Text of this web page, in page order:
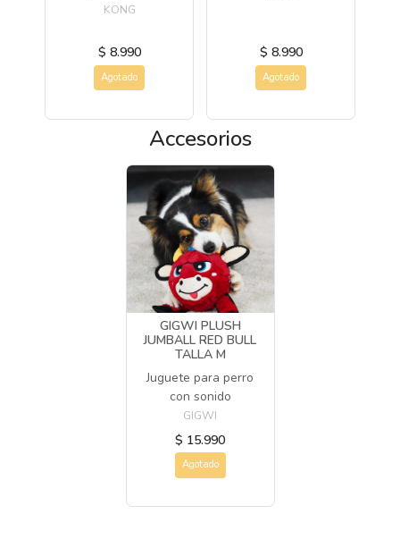
KONG
$ 8.990
Agotado
$ 8.990
Agotado
Accesorios
GIGWI PLUSH
JUMBALL RED BULL
TALLA M
Juguete para perro
con sonido
GIGWI
$ 15.990
Agotado